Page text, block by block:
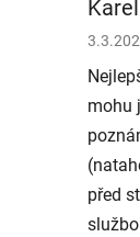
mohu
před